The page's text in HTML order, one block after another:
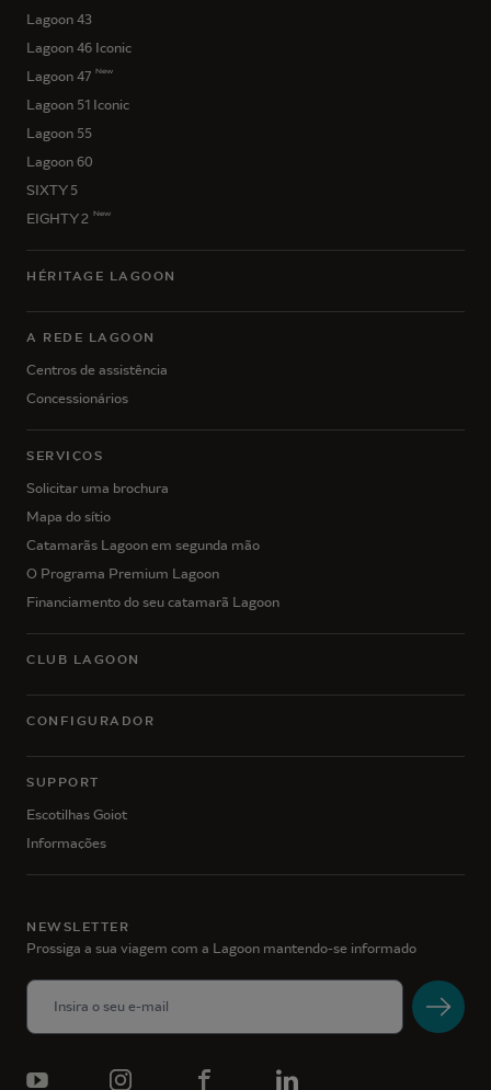
Lagoon 43
Lagoon 46 Iconic
Lagoon 47 New
Lagoon 51 Iconic
Lagoon 55
Lagoon 60
SIXTY 5
EIGHTY 2
New
HÉRITAGE LAGOON
A REDE LAGOON
Centros de assistência
Concessionários
SERVIÇOS
Solicitar uma brochura
Mapa do sítio
Catamarãs Lagoon em segunda mão
O Programa Premium Lagoon
Financiamento do seu catamarã Lagoon
CLUB LAGOON
CONFIGURADOR
SUPPORT
Escotilhas Goiot
Informações
NEWSLETTER
Prossiga a sua viagem com a Lagoon mantendo-se informado